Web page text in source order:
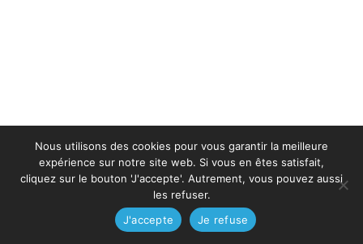
Nous utilisons des cookies pour vous garantir la meilleure
expérience sur notre site web. Si vous en êtes satisfait,
cliquez sur le bouton 'J'accepte'. Autrement, vous pouvez aussi
les refuser.
J'accepte
Je refuse